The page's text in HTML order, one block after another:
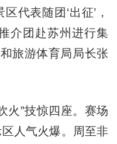
代表随团‘出征’，
介团赴苏州进行集
旅游体育局局长张
”技惊四座。赛场
人气火爆。周至非